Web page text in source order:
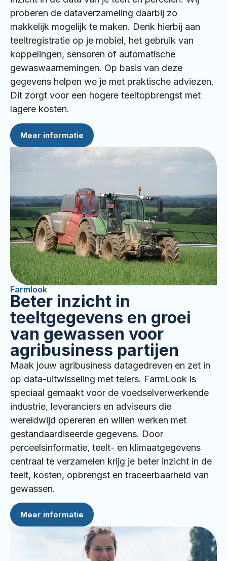
proberen de dataverzameling daarbij zo
makkelijk mogelijk te maken. Denk hierbij aan
teeltregistratie op je mobiel, het gebruik van
koppelingen, sensoren of automatische
gewaswaarnemingen. Op basis van deze
gegevens helpen we je met praktische adviezen.
Dit zorgt voor een hogere teeltopbrengst met
lagere kosten.
Meer informatie
Farmlook
Beter inzicht in
teeltgegevens en groei
van gewassen voor
agribusiness partijen
Maak jouw agribusiness datagedreven en zet in
op data-uitwisseling met telers. FarmLook is
speciaal gemaakt voor de voedselverwerkende
industrie, leveranciers en adviseurs die
wereldwijd opereren en willen werken met
gestandaardiseerde gegevens. Door
perceelsinformatie, teelt- en klimaatgegevens
centraal te verzamelen krijg je beter inzicht in de
teelt, kosten, opbrengst en traceerbaarheid van
gewassen.
Meer informatie